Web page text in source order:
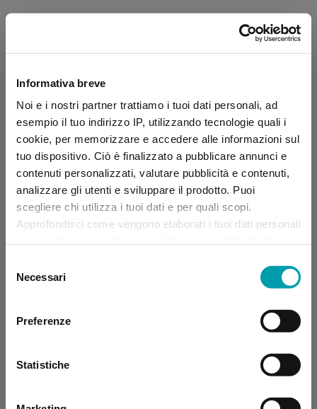
Informativa breve
Noi e i nostri partner trattiamo i tuoi dati personali, ad
esempio il tuo indirizzo IP, utilizzando tecnologie quali i
cookie, per memorizzare e accedere alle informazioni sul
tuo dispositivo. Ciò è finalizzato a pubblicare annunci e
contenuti personalizzati, valutare pubblicità e contenuti,
analizzare gli utenti e sviluppare il prodotto. Puoi
scegliere chi utilizza i tuoi dati e per quali scopi.
Approfondisci come vengono elaborati i tuoi dati personali
momento dalla Dichiarazione sui “
delNecessari
Preferenze
Statistiche
Application error: a client-side exception has occurred (see the
browser console for more information)